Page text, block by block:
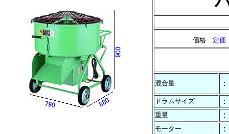
価格 定価
混合量 ：
ドラムサイズ ：
重量 ：
モーター ：